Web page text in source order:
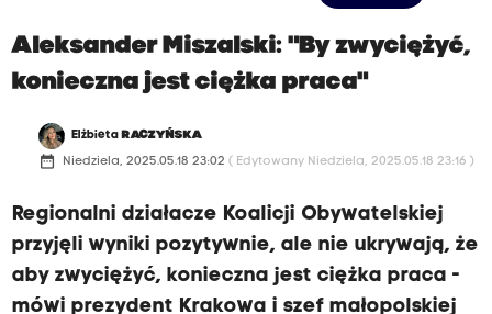
Aleksander Miszalski: "By zwyciężyć,
konieczna jest ciężka praca"
Elżbieta RACZYŃSKA
date_range Niedziela, 2025.05.18 23:02 ( Edytowany Niedziela, 2025.05.18 23:16 )
Regionalni działacze Koalicji Obywatelskiej
przyjęli wyniki pozytywnie, ale nie ukrywają, że
aby zwyciężyć, konieczna jest ciężka praca -
mówi prezydent Krakowa i szef małopolskiej